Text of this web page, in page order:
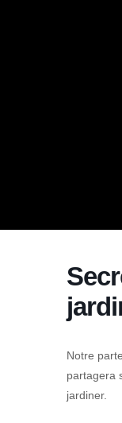
Notre
partagera
jardiner.